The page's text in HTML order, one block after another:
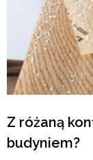
Z różaną
budyniem?